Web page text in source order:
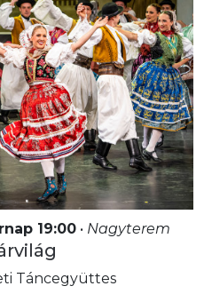
19:00• Nagyterem
Táncegyüttes